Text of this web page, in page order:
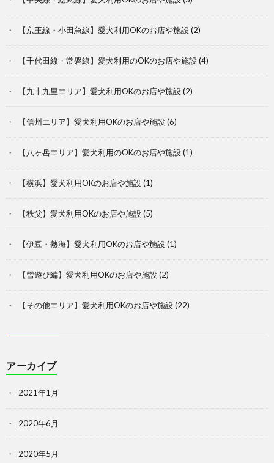
【京王線・小田急線】愛犬利用OKのお店や施設(2)
【千代田線・常磐線】愛犬利用のOKのお店や施設(4)
【九十九里エリア】愛犬利用OKのお店や施設(2)
【信州エリア】愛犬利用OKのお店や施設(6)
【八ヶ岳エリア】愛犬利用のOKのお店や施設(1)
【横浜】愛犬利用OKのお店や施設(1)
【秩父】愛犬利用OKのお店や施設(5)
【伊豆・熱海】愛犬利用OKのお店や施設(1)
【雪遊び編】愛犬利用OKのお店や施設(2)
【その他エリア】愛犬利用OKのお店や施設(22)
アーカイブ
2021年1月
2020年6月
2020年5月